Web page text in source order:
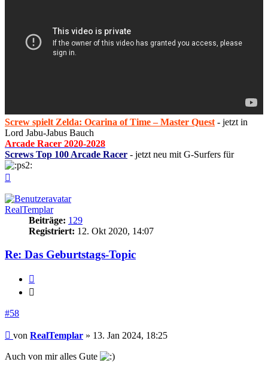
Screw spielt Zelda: Ocarina of Time – Master Quest - jetzt in
Lord Jabu-Jabus Bauch
Arcade Racer 2020-2028
Screws Top 100 Arcade Racer - jetzt neu mit G-Surfers für
RealTemplar
Beiträge: 129
Registriert: 12. Okt 2020, 14:07
Re: Das Geburtstags-Topic
#58
Beitrag
von RealTemplar » 13. Jan 2024, 18:25
Auch von mir alles Gute